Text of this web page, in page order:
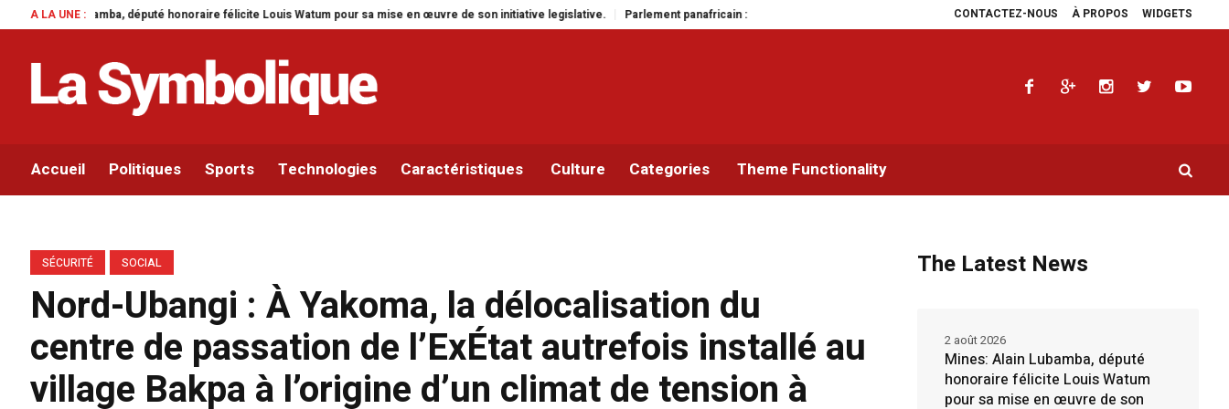
CONTACTEZ-NOUS À PROPOS WIDGETS
A LA UNE :
félicite Louis Watum pour sa mise en œuvre de son initiative legislative. Parlement panafricain : à Johannesburg, Aimé Boji Sangara multiplie les plaidoyers en faveur de la RDC. Parlement panafricain : à Johannesburg,
Accueil Politiques Sports Technologies Caractéristiques Culture Categories Theme Functionality
SÉCURITÉ SOCIAL
Nord-Ubangi : À Yakoma, la délocalisation du
centre de passation de l’ExÉtat autrefois installé au
village Bakpa à l’origine d’un climat de tension à
The Latest News
Mines: Alain Lubamba, député
honoraire félicite Louis Watum
pour sa mise en œuvre de son
2 août 2026